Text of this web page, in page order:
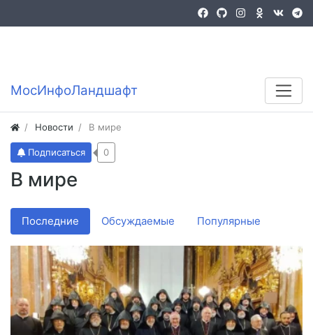
MocИнфоЛандшафт
Новости В мире
В мире
Подписаться 0
Последние Обсуждаемые Популярные